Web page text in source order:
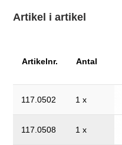
Artikel i artikel
Artikelnr. Antal
117.0502 1 x
117.0508 1 x